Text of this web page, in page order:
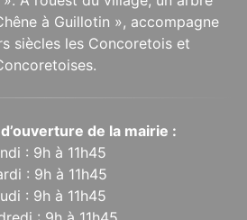
à Guillotin », accompagne
siècles les Concoretois et
de la mairie :
: 9h à 11h45
: 9h à 11h45
: 9h à 11h45